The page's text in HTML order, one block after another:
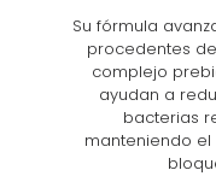
Su fórmula
procedentes
complejo
ayudan a
bacterias
manteniendo